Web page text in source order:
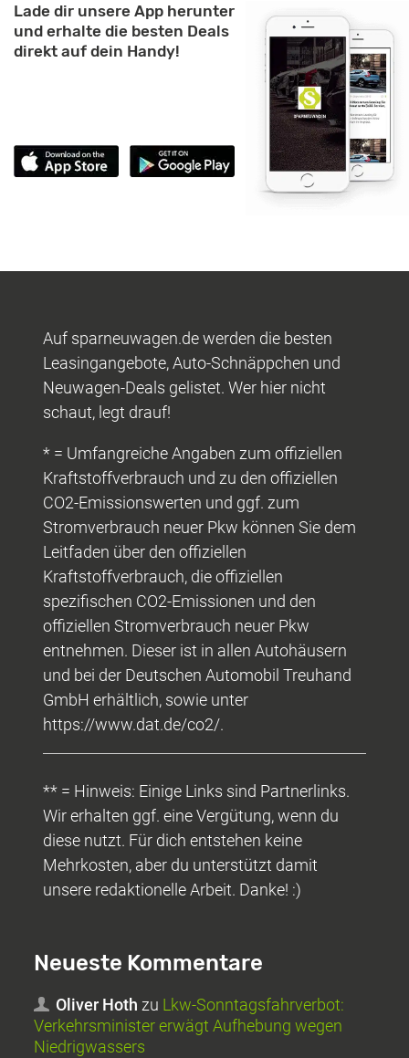
Lade dir unsere App herunter
und erhalte die besten Deals
direkt auf dein Handy!
Auf sparneuwagen.de werden die besten
Leasingangebote, Auto-Schnäppchen und
Neuwagen-Deals gelistet. Wer hier nicht
schaut, legt drauf!
* = Umfangreiche Angaben zum offiziellen
Kraftstoffverbrauch und zu den offiziellen
CO2-Emissionswerten und ggf. zum
Stromverbrauch neuer Pkw können Sie dem
Leitfaden über den offiziellen
Kraftstoffverbrauch, die offiziellen
spezifischen CO2-Emissionen und den
offiziellen Stromverbrauch neuer Pkw
entnehmen. Dieser ist in allen Autohäusern
und bei der Deutschen Automobil Treuhand
GmbH erhältlich, sowie unter
https://www.dat.de/co2/.
** = Hinweis: Einige Links sind Partnerlinks.
Wir erhalten ggf. eine Vergütung, wenn du
diese nutzt. Für dich entstehen keine
Mehrkosten, aber du unterstützt damit
unsere redaktionelle Arbeit. Danke! :)
Neueste Kommentare
Oliver Hoth zu Lkw-Sonntagsfahrverbot:
Verkehrsminister erwägt Aufhebung wegen
Niedrigwassers